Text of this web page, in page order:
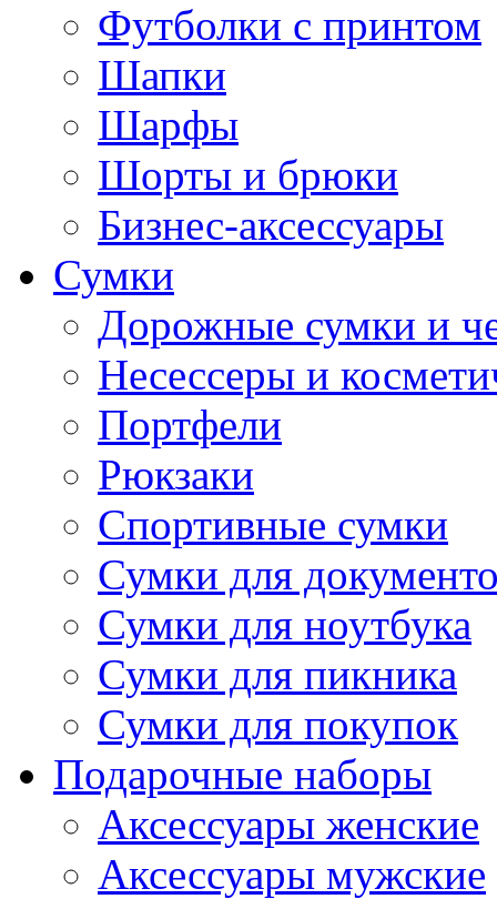
Футболки с принтом
Шапки
Шарфы
Шорты и брюки
Бизнес-аксессуары
Сумки
Дорожные сумки и
Несессеры и
Портфели
Рюкзаки
Спортивные сумки
Сумки для
Сумки для ноутбука
Сумки для пикника
Сумки для покупок
Подарочные наборы
Аксессуары женские
Аксессуары мужские